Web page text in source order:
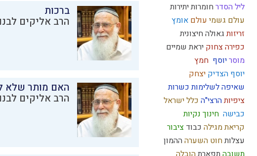
ליל הסדרחומרות יתירות
עולם גשמי עולם אומץ
זריזותגאולה חיצונית
כפירהצחוק יראת שמיים
מוסריוסף חמץ
יוסף הצדיק יצחק
שאיפה לשלימותכשרות
ציפיותהרצי"ה כלל ישראל
כבישה חינוך נקיות
קריאת מגילה כבוד ציבור
עצלותחוט השערהההמון
ברכות
הרב אליקים
האם מותר שלא
הרב אליקים